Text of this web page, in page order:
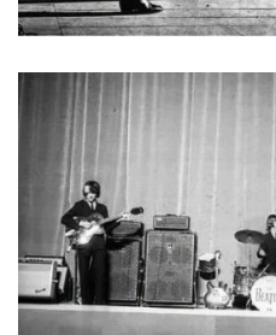
DISKOGRAFIE - EP III
DISKOGRAFIE - ALBA ŘADOVÁ
DISKOGRAFIE - ALBA JINÁ
DISKOGRAFIE - ALBA RARITY
DISKOGRAFIE - ALBA RARITY II